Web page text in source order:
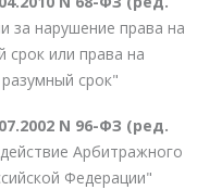
за нарушение права на
срок или права на
срок"
N 96-ФЗ (ред.
Арбитражного
Федерации"